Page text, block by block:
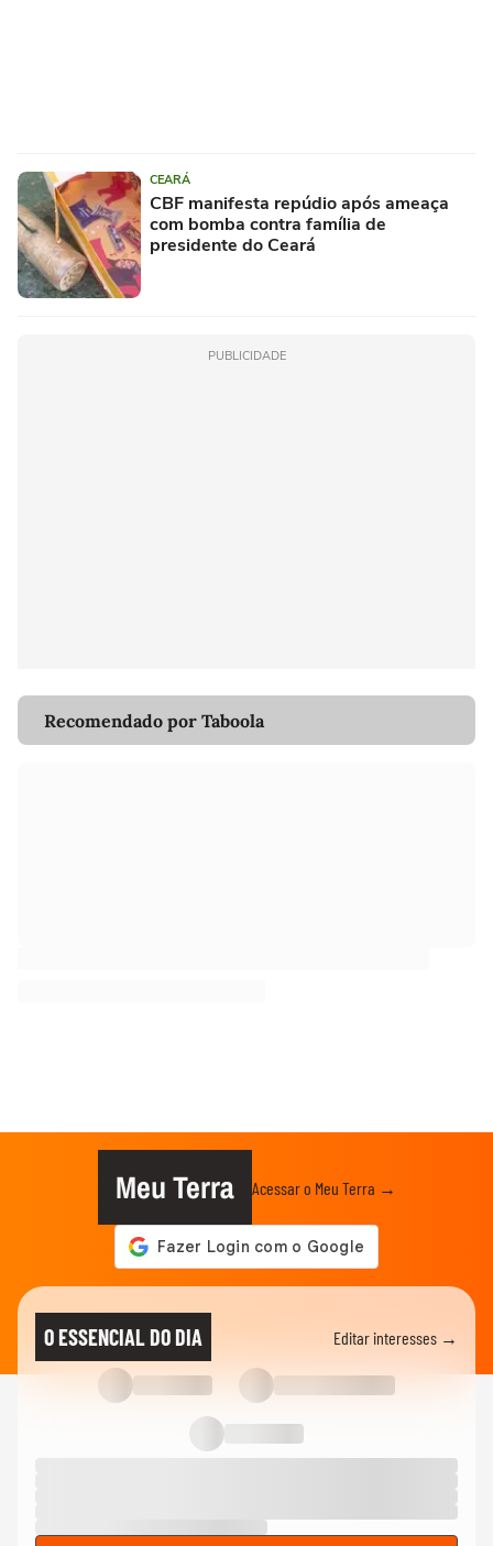
CEARÁ
CBF manifesta repúdio após ameaça
com bomba contra família de
presidente do Ceará
PUBLICIDADE
Recomendado por Taboola
Meu Terra Acessar o Meu Terra →
O ESSENCIAL DO DIA Editar interesses →